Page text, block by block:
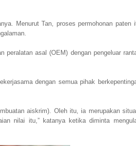
Menurut Tan, proses permohonan paten
peralatan asal (OEM) dengan pengeluar
dengan semua pihak
aiskrim). Oleh itu, ia merupakan
nilai itu,” katanya ketika diminta